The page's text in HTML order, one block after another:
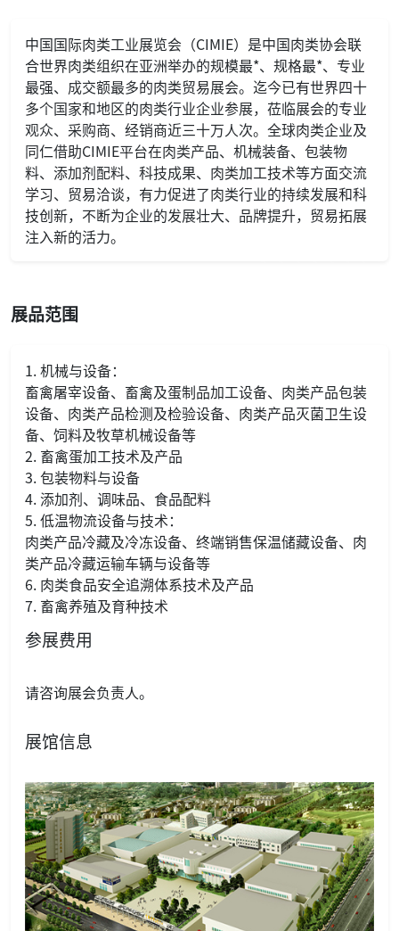
中国国际肉类工业展览会（CIMIE）是中国肉类协会联
合世界肉类组织在亚洲举办的规模最*、规格最*、专业
最强、成交额最多的肉类贸易展会。迄今已有世界四十
多个国家和地区的肉类行业企业参展，莅临展会的专业
观众、采购商、经销商近三十万人次。全球肉类企业及
同仁借助CIMIE平台在肉类产品、机械装备、包装物
料、添加剂配料、科技成果、肉类加工技术等方面交流
学习、贸易洽谈，有力促进了肉类行业的持续发展和科
技创新，不断为企业的发展壮大、品牌提升，贸易拓展
注入新的活力。
展品范围
1. 机械与设备：
畜禽屠宰设备、畜禽及蛋制品加工设备、肉类产品包装
设备、肉类产品检测及检验设备、肉类产品灭菌卫生设
备、饲料及牧草机械设备等
2. 畜禽蛋加工技术及产品
3. 包装物料与设备
4. 添加剂、调味品、食品配料
5. 低温物流设备与技术：
肉类产品冷藏及冷冻设备、终端销售保温储藏设备、肉
类产品冷藏运输车辆与设备等
6. 肉类食品安全追溯体系技术及产品
7. 畜禽养殖及育种技术
参展费用
请咨询展会负责人。
展馆信息